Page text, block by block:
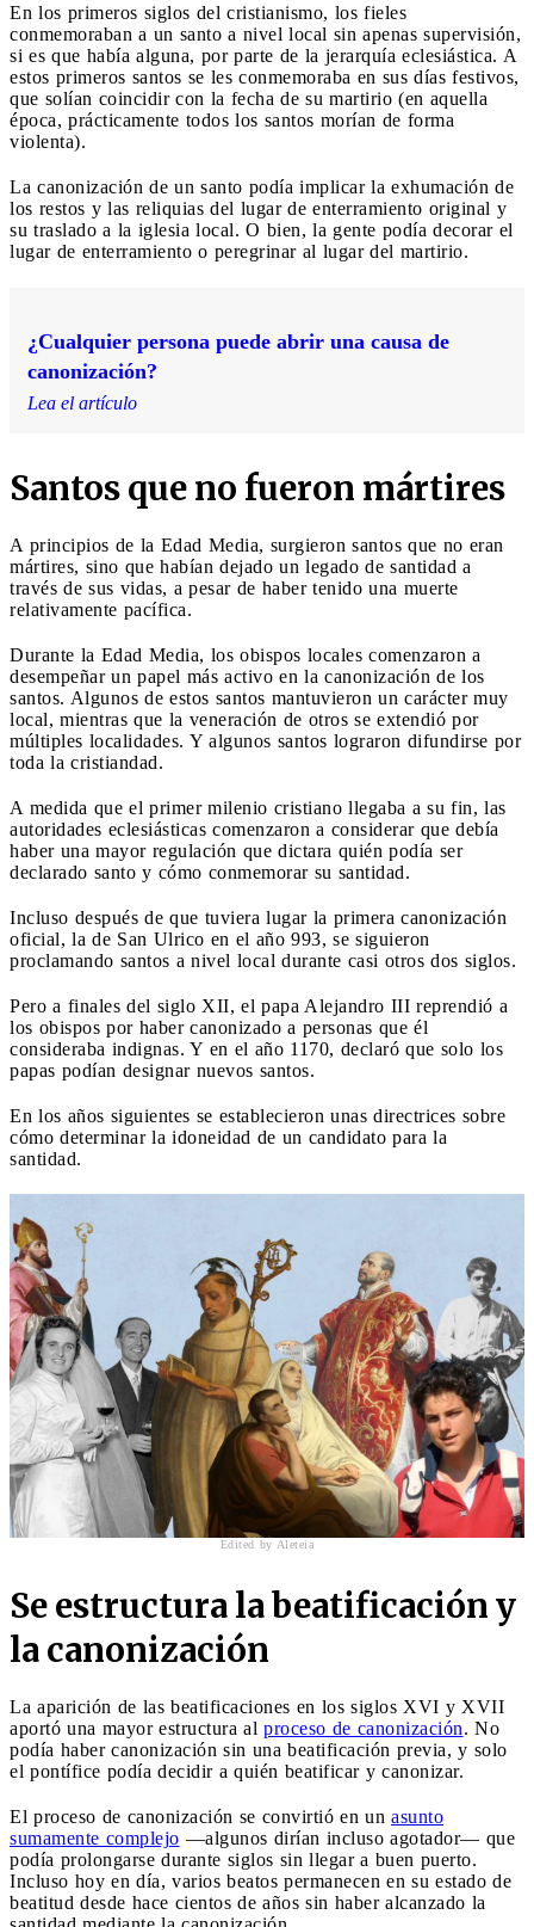
En los primeros siglos del cristianismo, los fieles
conmemoraban a un santo a nivel local sin apenas supervisión,
si es que había alguna, por parte de la jerarquía eclesiástica. A
estos primeros santos se les conmemoraba en sus días festivos,
que solían coincidir con la fecha de su martirio (en aquella
época, prácticamente todos los santos morían de forma
violenta).
La canonización de un santo podía implicar la exhumación de
los restos y las reliquias del lugar de enterramiento original y
su traslado a la iglesia local. O bien, la gente podía decorar el
lugar de enterramiento o peregrinar al lugar del martirio.
¿Cualquier persona puede abrir una causa de
canonización?
Lea el artículo
Santos que no fueron mártires
A principios de la Edad Media, surgieron santos que no eran
mártires, sino que habían dejado un legado de santidad a
través de sus vidas, a pesar de haber tenido una muerte
relativamente pacífica.
Durante la Edad Media, los obispos locales comenzaron a
desempeñar un papel más activo en la canonización de los
santos. Algunos de estos santos mantuvieron un carácter muy
local, mientras que la veneración de otros se extendió por
múltiples localidades. Y algunos santos lograron difundirse por
toda la cristiandad.
A medida que el primer milenio cristiano llegaba a su fin, las
autoridades eclesiásticas comenzaron a considerar que debía
haber una mayor regulación que dictara quién podía ser
declarado santo y cómo conmemorar su santidad.
Incluso después de que tuviera lugar la primera canonización
oficial, la de San Ulrico en el año 993, se siguieron
proclamando santos a nivel local durante casi otros dos siglos.
Pero a finales del siglo XII, el papa Alejandro III reprendió a
los obispos por haber canonizado a personas que él
consideraba indignas. Y en el año 1170, declaró que solo los
papas podían designar nuevos santos.
En los años siguientes se establecieron unas directrices sobre
cómo determinar la idoneidad de un candidato para la
santidad.
Edited by Aleteia
Se estructura la beatificación y
la canonización
La aparición de las beatificaciones en los siglos XVI y XVII
aportó una mayor estructura al proceso de canonización. No
podía haber canonización sin una beatificación previa, y solo
el pontífice podía decidir a quién beatificar y canonizar.
El proceso de canonización se convirtió en un asunto
sumamente complejo —algunos dirían incluso agotador— que
podía prolongarse durante siglos sin llegar a buen puerto.
Incluso hoy en día, varios beatos permanecen en su estado de
beatitud desde hace cientos de años sin haber alcanzado la